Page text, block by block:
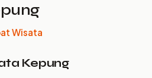
Wisata
Kepung